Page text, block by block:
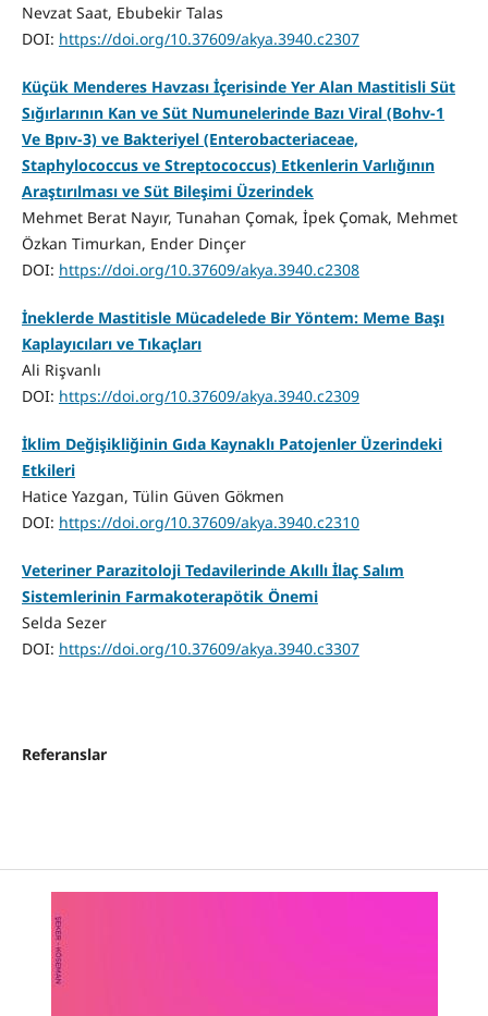
Nevzat Saat, Ebubekir Talas
DOI: https://doi.org/10.37609/akya.3940.c2307
Küçük Menderes Havzası İçerisinde Yer Alan Mastitisli Süt
Sığırlarının Kan ve Süt Numunelerinde Bazı Viral (Bohv-1
Ve Bpıv-3) ve Bakteriyel (Enterobacteriaceae,
Staphylococcus ve Streptococcus) Etkenlerin Varlığının
Araştırılması ve Süt Bileşimi Üzerindek
Mehmet Berat Nayır, Tunahan Çomak, İpek Çomak, Mehmet
Özkan Timurkan, Ender Dinçer
DOI: https://doi.org/10.37609/akya.3940.c2308
İneklerde Mastitisle Mücadelede Bir Yöntem: Meme Başı
Kaplayıcıları ve Tıkaçları
Ali Rişvanlı
DOI: https://doi.org/10.37609/akya.3940.c2309
İklim Değişikliğinin Gıda Kaynaklı Patojenler Üzerindeki
Etkileri
Hatice Yazgan, Tülin Güven Gökmen
DOI: https://doi.org/10.37609/akya.3940.c2310
Veteriner Parazitoloji Tedavilerinde Akıllı İlaç Salım
Sistemlerinin Farmakoterapötik Önemi
Selda Sezer
DOI: https://doi.org/10.37609/akya.3940.c3307
Referanslar